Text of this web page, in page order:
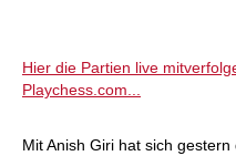
Hier die Partien live
Playchess.com...
Mit Anish Giri hat sich